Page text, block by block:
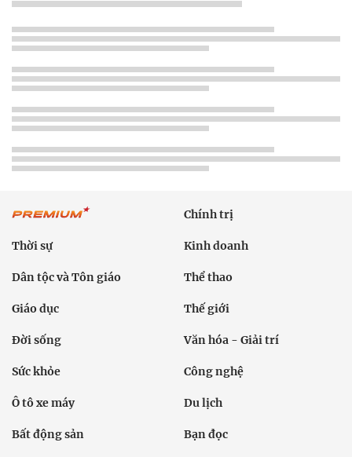
Chính trị
Thời sự Kinh doanh
Dân tộc và Tôn giáo Thể thao
Giáo dục Thế giới
Đời sống Văn hóa - Giải trí
Sức khỏe Công nghệ
Ô tô xe máy Du lịch
Bất động sản Bạn đọc